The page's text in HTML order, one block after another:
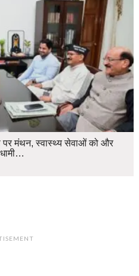
पर मंथन, स्वास्थ्य सेवाओं को और